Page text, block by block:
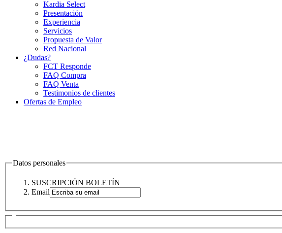
Kardia Select
Presentación
Experiencia
Servicios
Propuesta de Valor
Red Nacional
¿Dudas?
FCT Responde
FAQ Compra
FAQ Venta
Testimonios de clientes
Ofertas de Empleo
Datos personales
SUSCRIPCIÓN BOLETÍN
Email